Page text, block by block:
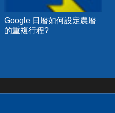
Google 日曆如何設定農曆
的重複行程?